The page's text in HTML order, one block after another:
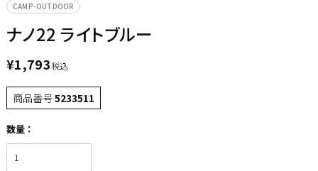
CAMP-OUTDOOR
ナノ22 ライトブルー
¥1,793税込
商品番号5233511